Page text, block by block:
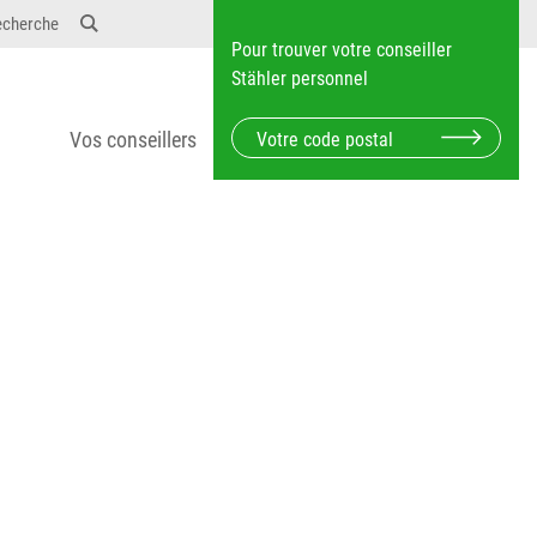
Pour trouver votre conseiller
Stähler personnel
Vos conseillers
Dosierungen: test 123 dfasdf asdfW134 245 34"